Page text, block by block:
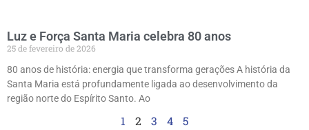
Luz e Força Santa Maria celebra 80 anos
25 de fevereiro de 2026
80 anos de história: energia que transforma gerações A história da
Santa Maria está profundamente ligada ao desenvolvimento da
região norte do Espírito Santo. Ao
1 2 3 4 5